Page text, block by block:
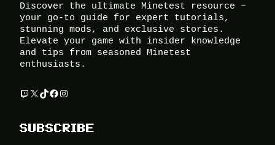
Discover the ultimate Minetest resource –
your go-to guide for expert tutorials,
stunning mods, and exclusive stories.
Elevate your game with insider knowledge
and tips from seasoned Minetest
enthusiasts.
Twitch X TikTok Facebook Instagram
SUBSCRIBE